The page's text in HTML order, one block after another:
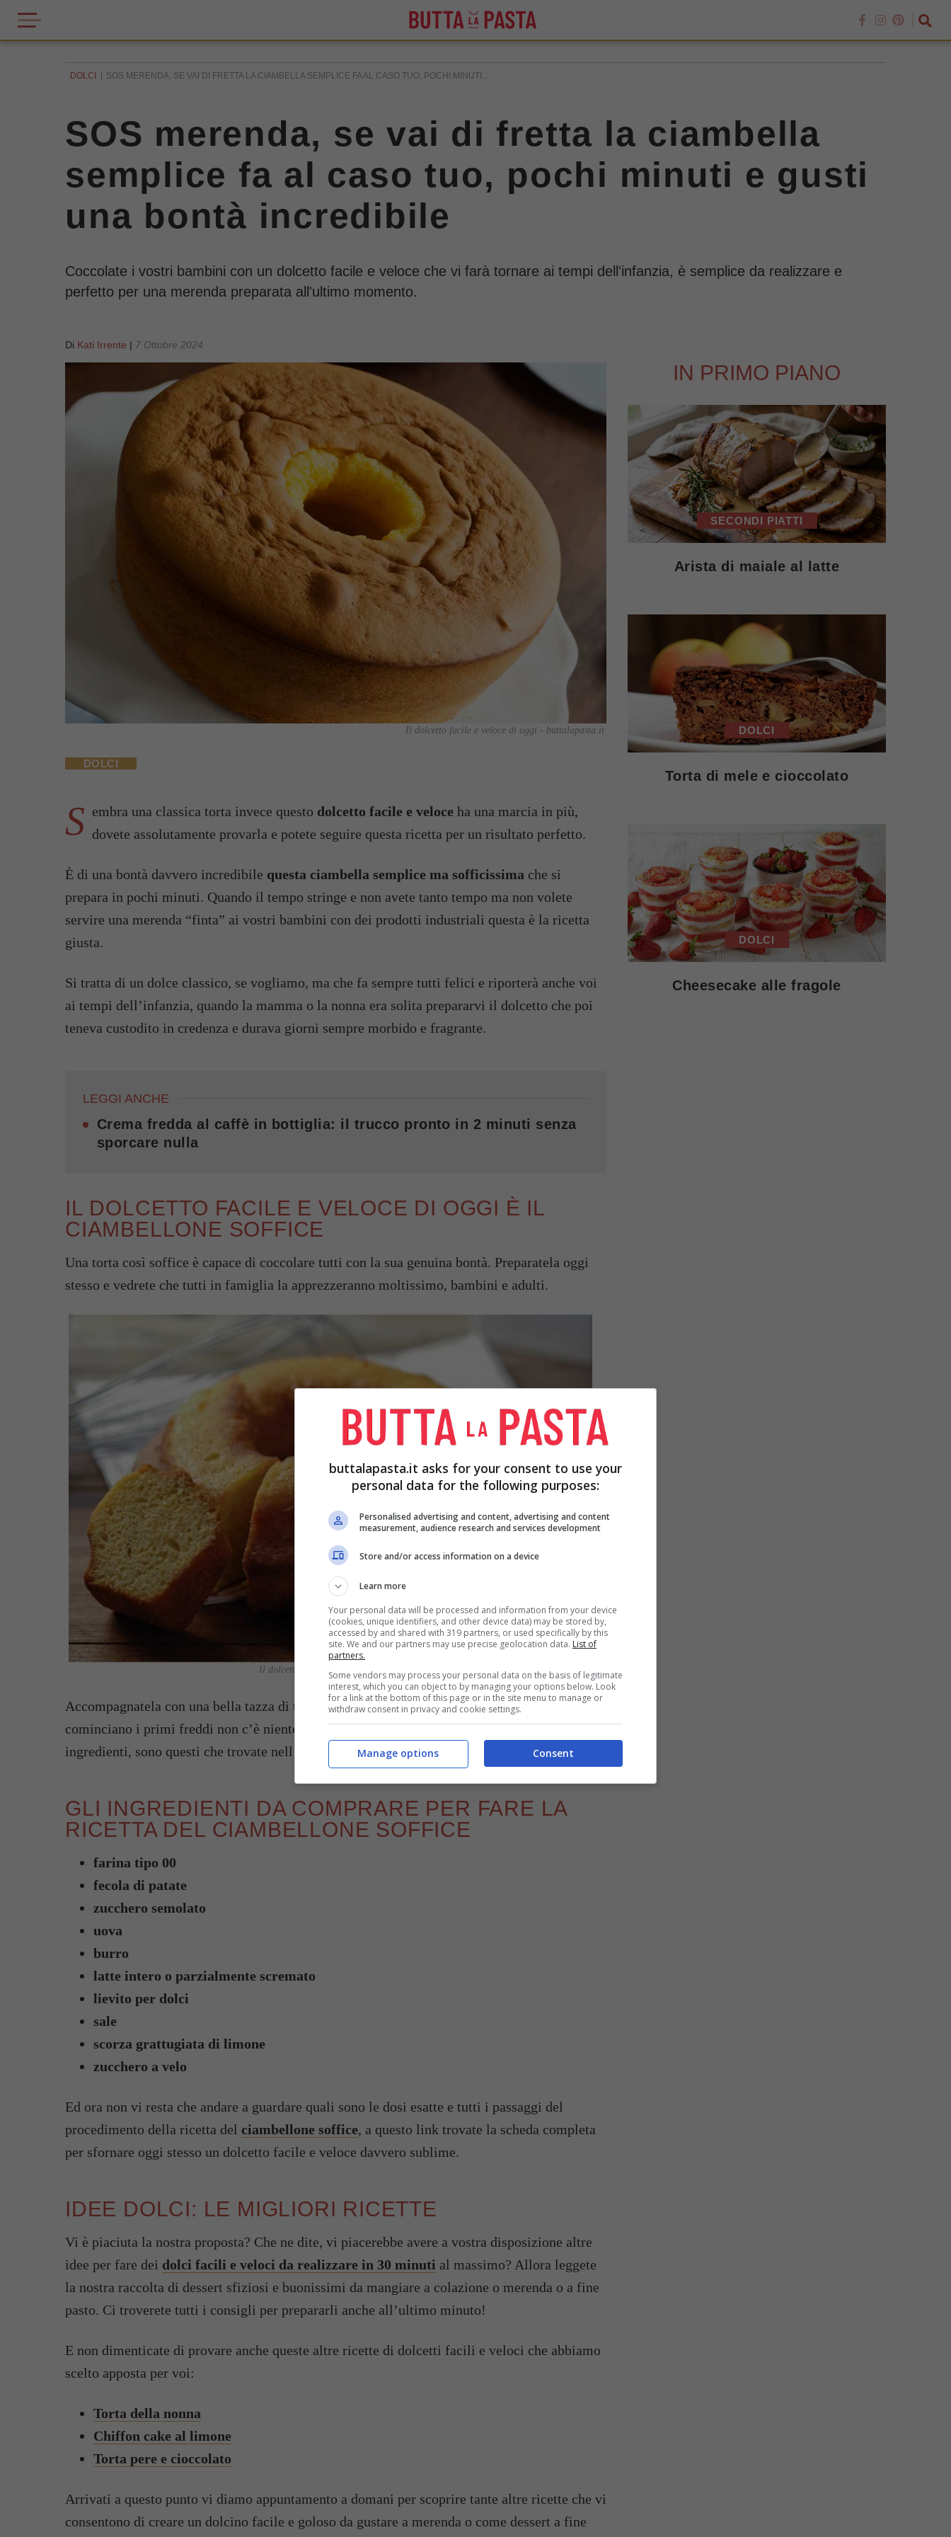
DOLCI SOS MERENDA, SE VAI DI FRETTA LA CIAMBELLA SEMPLICE FA AL CASO TUO, POCHI MINUTI...
SOS merenda, se vai di fretta la ciambella
semplice fa al caso tuo, pochi minuti e gusti
una bontà incredibile
Coccolate i vostri bambini con un dolcetto facile e veloce che vi farà tornare ai tempi dell'infanzia, è semplice da realizzare e
perfetto per una merenda preparata all'ultimo momento.
Di Kati Irrente | 7 Ottobre 2024
Il dolcetto facile e veloce di oggi - buttalapasta.it
DOLCI
S embra una classica torta invece questo dolcetto facile e veloce ha una marcia in più,
dovete assolutamente provarla e potete seguire questa ricetta per un risultato perfetto.
È di una bontà davvero incredibile questa ciambella semplice ma sofficissima che si
prepara in pochi minuti. Quando il tempo stringe e non avete tanto tempo ma non volete
servire una merenda “finta” ai vostri bambini con dei prodotti industriali questa è la ricetta
giusta.
Si tratta di un dolce classico, se vogliamo, ma che fa sempre tutti felici e riporterà anche voi
ai tempi dell’infanzia, quando la mamma o la nonna era solita prepararvi il dolcetto che poi
teneva custodito in credenza e durava giorni sempre morbido e fragrante.
LEGGI ANCHE
Crema fredda al caffè in bottiglia: il trucco pronto in 2 minuti senza
sporcare nulla
IL DOLCETTO FACILE E VELOCE DI OGGI È IL
CIAMBELLONE SOFFICE
Una torta così soffice è capace di coccolare tutti con la sua genuina bontà. Preparatela oggi
stesso e vedrete che tutti in famiglia la apprezzeranno moltissimo, bambini e adulti.
Il dolcetto facile e veloce di oggi mette d’accordo tutta la famiglia – buttalapasta.it
Accompagnatela con una bella tazza di tè caldo oppure con una cioccolata, ora che
cominciano i primi freddi non c’è niente di meglio per scaldarsi! Intanto prendete nota degli
ingredienti, sono questi che trovate nell’elenco di seguito.
GLI INGREDIENTI DA COMPRARE PER FARE LA
RICETTA DEL CIAMBELLONE SOFFICE
farina tipo 00
fecola di patate
zucchero semolato
uova
burro
latte intero o parzialmente scremato
lievito per dolci
sale
scorza grattugiata di limone
zucchero a velo
Ed ora non vi resta che andare a guardare quali sono le dosi esatte e tutti i passaggi del
procedimento della ricetta del ciambellone soffice, a questo link trovate la scheda completa
per sfornare oggi stesso un dolcetto facile e veloce davvero sublime.
IDEE DOLCI: LE MIGLIORI RICETTE
Vi è piaciuta la nostra proposta? Che ne dite, vi piacerebbe avere a vostra disposizione altre
idee per fare dei dolci facili e veloci da realizzare in 30 minuti al massimo? Allora leggete
la nostra raccolta di dessert sfiziosi e buonissimi da mangiare a colazione o merenda o a fine
pasto. Ci troverete tutti i consigli per prepararli anche all’ultimo minuto!
E non dimenticate di provare anche queste altre ricette di dolcetti facili e veloci che abbiamo
scelto apposta per voi:
Torta della nonna
Chiffon cake al limone
Torta pere e cioccolato
Arrivati a questo punto vi diamo appuntamento a domani per scoprire tante altre ricette che vi
consentono di creare un dolcino facile e goloso da gustare a merenda o come dessert a fine
IN PRIMO PIANO
SECONDI PIATTI
Arista di maiale al latte
DOLCI
Torta di mele e cioccolato
DOLCI
Cheesecake alle fragole
buttalapasta.it asks for your consent to use your
personal data for the following purposes:
Personalised advertising and content, advertising and content
measurement, audience research and services development
Store and/or access information on a device
Learn more
Your personal data will be processed and information from your device
(cookies, unique identifiers, and other device data) may be stored by,
accessed by and shared with 319 partners, or used specifically by this
site. We and our partners may use precise geolocation data. List of
partners.
Some vendors may process your personal data on the basis of legitimate
interest, which you can object to by managing your options below. Look
for a link at the bottom of this page or in the site menu to manage or
withdraw consent in privacy and cookie settings.
Consent
Manage options